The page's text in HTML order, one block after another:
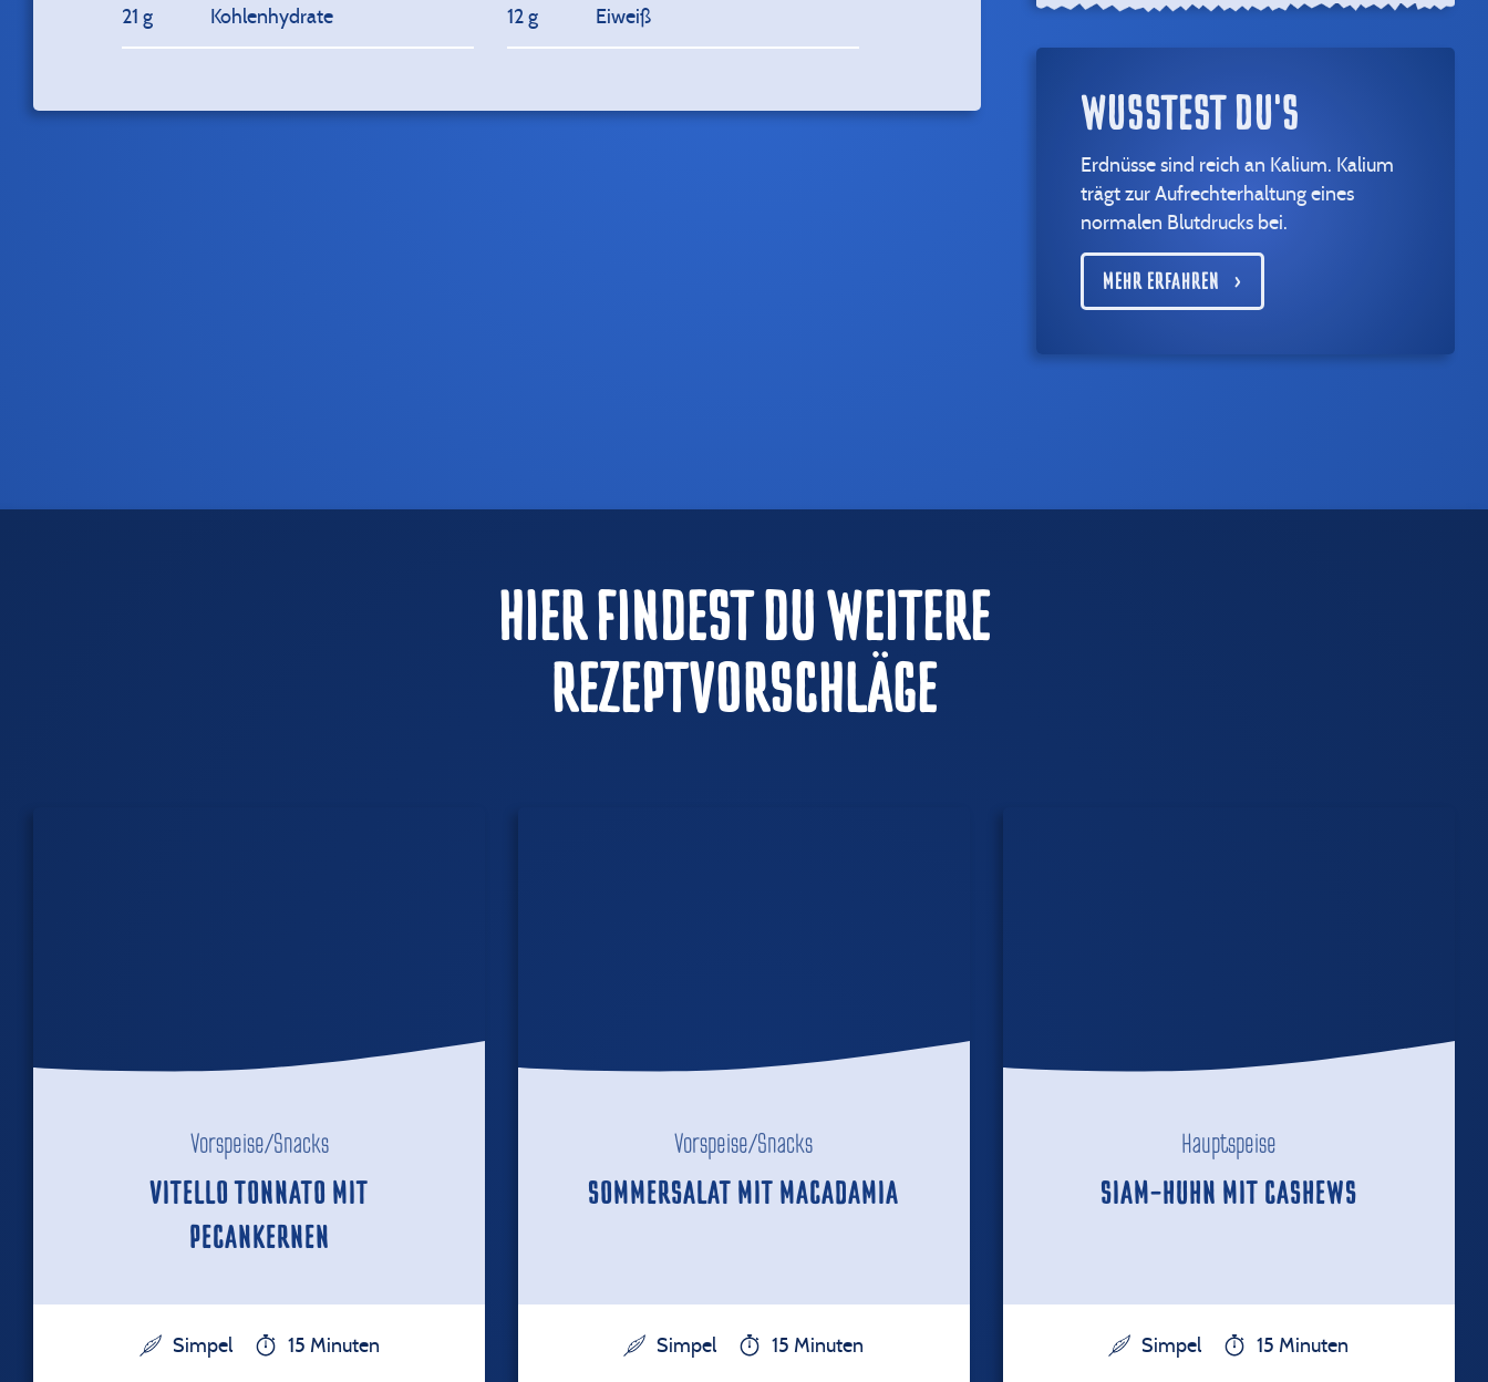
21 g Kohlenhydrate 12 g Eiweiß
WUSSTEST DU'S
Erdnüsse sind reich an Kalium. Kalium
trägt zur Aufrechterhaltung eines
normalen Blutdrucks bei.
MEHR ERFAHREN
HIER FINDEST DU WEITERE
REZEPTVORSCHLÄGE
Vorspeise/Snacks
VITELLO TONNATO MIT
PECANKERNEN
Simpel 15 Minuten
Vorspeise/Snacks
SOMMERSALAT MIT MACADAMIA
Simpel 15 Minuten
Hauptspeise
SIAM-HUHN MIT CASHEWS
Simpel 15 Minuten